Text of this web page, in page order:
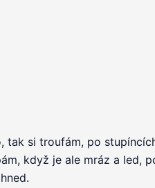
tak si troufám, po
když je ale mráz a led,